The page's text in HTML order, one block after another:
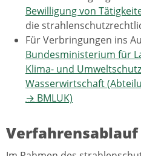
Bewilligung von
die
Für Verbringungen ins
Bundesministerium für
Klima- und
Wasserwirtschaft
→ BMLUK)
Verfahrensablauf